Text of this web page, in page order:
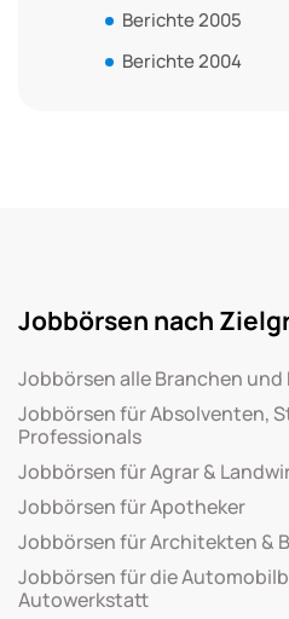
Berichte 2005
Berichte 2004
Jobbörsen nach
Jobbörsen alle Branchen und
Jobbörsen für Absolventen,
Professionals
Jobbörsen für Agrar &
Jobbörsen für Apotheker
Jobbörsen für Architekten &
Jobbörsen für die
Autowerkstatt